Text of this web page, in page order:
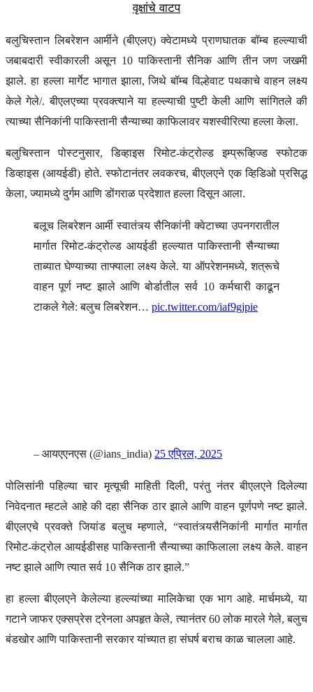
वृक्षांचे वाटप
बलुचिस्तान लिबरेशन आर्मीने (बीएलए) क्वेटामध्ये प्राणघातक बॉम्ब हल्ल्याची
जबाबदारी स्वीकारली असून 10 पाकिस्तानी सैनिक आणि तीन जण जखमी
झाले. हा हल्ला मार्गेट भागात झाला, जिथे बॉम्ब विल्हेवाट पथकाचे वाहन लक्ष्य
केले गेले/. बीएलएच्या प्रवक्त्याने या हल्ल्याची पुष्टी केली आणि सांगितले की
त्याच्या सैनिकांनी पाकिस्तानी सैन्याच्या काफिलावर यशस्वीरित्या हल्ला केला.
बलुचिस्तान पोस्टनुसार, डिव्हाइस रिमोट-कंट्रोल्ड इम्प्रूव्हिज्ड स्फोटक
डिव्हाइस (आयईडी) होते. स्फोटानंतर लवकरच, बीएलएने एक व्हिडिओ प्रसिद्ध
केला, ज्यामध्ये दुर्गम आणि डोंगराळ प्रदेशात हल्ला दिसून आला.
बलूच लिबरेशन आर्मी स्वातंत्र्य सैनिकांनी क्वेटाच्या उपनगरातील
मार्गात रिमोट-कंट्रोल्ड आयईडी हल्ल्यात पाकिस्तानी सैन्याच्या
ताब्यात घेण्याच्या ताफ्याला लक्ष्य केले. या ऑपरेशनमध्ये, शत्रूचे
वाहन पूर्ण नष्ट झाले आणि बोर्डातील सर्व 10 कर्मचारी काढून
टाकले गेले: बलुच लिबरेशन… pic.twitter.com/iaf9gjpie
– आयएएनएस (@ians_india) 25 एप्रिल, 2025
पोलिसांनी पहिल्या चार मृत्यूची माहिती दिली, परंतु नंतर बीएलएने दिलेल्या
निवेदनात म्हटले आहे की दहा सैनिक ठार झाले आणि वाहन पूर्णपणे नष्ट झाले.
बीएलएचे प्रवक्ते जियांड बलुच म्हणाले, “स्वातंत्र्यसैनिकांनी मार्गात मार्गात
रिमोट-कंट्रोल आयईडीसह पाकिस्तानी सैन्याच्या काफिलाला लक्ष्य केले. वाहन
नष्ट झाले आणि त्यात सर्व 10 सैनिक ठार झाले.”
हा हल्ला बीएलएने केलेल्या हल्ल्यांच्या मालिकेचा एक भाग आहे. मार्चमध्ये, या
गटाने जाफर एक्सप्रेस ट्रेनला अपहृत केले, त्यानंतर 60 लोक मारले गेले, बलुच
बंडखोर आणि पाकिस्तानी सरकार यांच्यात हा संघर्ष बराच काळ चालला आहे.